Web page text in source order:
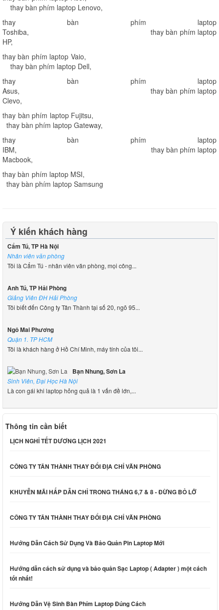
thay bàn phím laptop Lenovo,
thay bàn phím laptop
Toshiba,
thay bàn phím laptop
HP,
thay bàn phím laptop Vaio,
thay bàn phím laptop Dell,
thay bàn phím laptop
Asus,
thay bàn phím laptop
Clevo,
thay bàn phím laptop Fujitsu,
thay bàn phím laptop Gateway,
thay bàn phím laptop
IBM, thay bàn phím laptop
Macbook,
thay bàn phím laptop MSI,
thay bàn phím laptop Samsung
Ý kiến khách hàng
Cẩm Tú, TP Hà Nội
Nhân viên văn phòng
Tôi là Cẩm Tú - nhân viên văn phòng, mọi công...
Anh Tú, TP Hải Phòng
Giảng Viên ĐH Hải Phòng
Tôi biết đến Công ty Tân Thành tại số 20, ngõ 95...
Ngô Mai Phương
Quận 1. TP HCM
Tôi là khách hàng ở Hồ Chí Minh, máy tính của tôi...
Bạn Nhung, Sơn La
Sinh Viên, Đại Học Hà Nội
Là con gái khi laptop hỏng quả là 1 vấn đề lớn,...
Thông tin cần biết
LỊCH NGHỈ TẾT DƯƠNG LỊCH 2021
CÔNG TY TÂN THÀNH THAY ĐỔI ĐỊA CHỈ VĂN PHÒNG
KHUYỄN MÃI HẤP DẪN CHỈ TRONG THÁNG 6,7 & 8 - ĐỪNG BỎ LỠ
CÔNG TY TÂN THÀNH THAY ĐỔI ĐỊA CHỈ VĂN PHÒNG
Hướng Dẫn Cách Sử Dụng Và Bảo Quản Pin Laptop Mới
Hướng dẫn cách sử dụng và bảo quản Sạc Laptop ( Adapter ) một cách
tốt nhất!
Hướng Dẫn Vệ Sinh Bàn Phím Laptop Đúng Cách